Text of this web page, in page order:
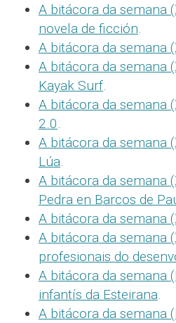
A bitácora da semana
novela de ficción.
A bitácora da semana
A bitácora da semana
Kayak Surf.
A bitácora da semana
2.0.
A bitácora da semana
Lúa.
A bitácora da semana
Pedra en Barcos de
A bitácora da semana
A bitácora da semana
profesionais do
A bitácora da semana
infantís da Esteirana.
A bitácora da semana